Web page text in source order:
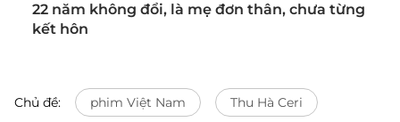
22 năm không đổi, là mẹ đơn thân, chưa từng
kết hôn
Chủ đề: phim Việt Nam Thu Hà Ceri